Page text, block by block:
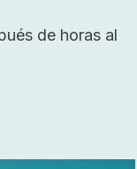
de horas al